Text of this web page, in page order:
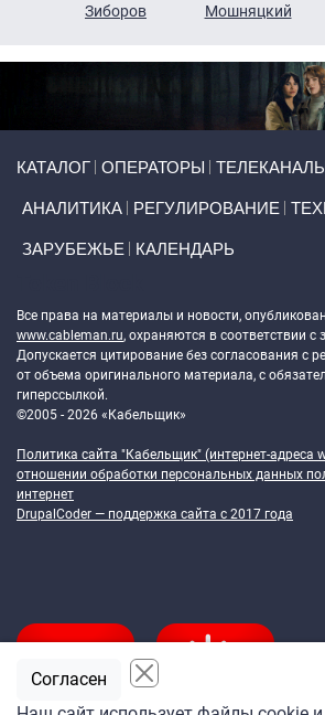
Зиборов
Мошняцкий
КАТАЛОГ ОПЕРАТОРЫ
АНАЛИТИКА РЕГУЛИРОВАНИЕ
ЗАРУБЕЖЬЕ КАЛЕНДАРЬ
Все права на материалы и новости,
www.cableman.ru, охраняются в соответствии с
Допускается цитирование без согласования с
от объема оригинального материала, с
гиперссылкой.
©2005 - 2026 «Кабельщик»
Политика сайта "Кабельщик" (интернет-адреса
отношении обработки персональных данных
интернет
DrupalCoder — поддержка сайта c 2017 года
Согласен